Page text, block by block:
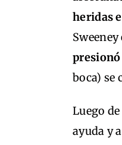
heridas
presionó
boca) se
Luego
ayuda y